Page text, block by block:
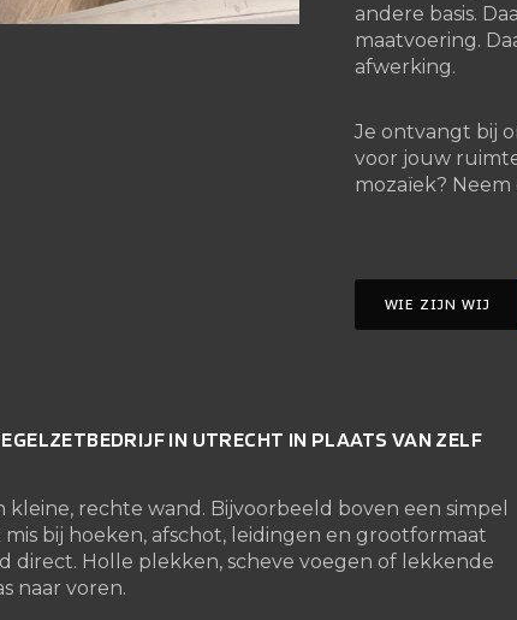
andere basis.
maatvoering.
afwerking.
Je ontvangt bij
voor jouw
mozaïek?
WIE ZIJN WIJ
IN UTRECHT IN PLAATS VAN ZELF
rechte wand. Bijvoorbeeld boven een simpel
bij hoeken, afschot, leidingen en grootformaat
direct. Holle plekken, scheve voegen of lekkende
naar voren.